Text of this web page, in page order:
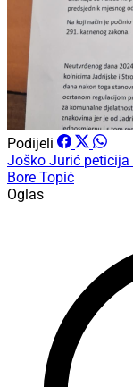
Podijeli
Joško Jurić peticija
Bore Topić
Oglas